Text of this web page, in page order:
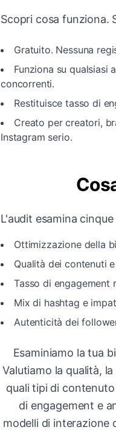
Scopri cosa funziona.
Gratuito. Nessuna
Funziona su
concorrenti.
Restituisce tasso di
Creato per creatori,
Instagram serio.
L'audit esamina
Ottimizzazione della
Qualità dei contenuti
Tasso di engagement
Mix di hashtag e
Autenticità dei
Esaminiamo la tua
Valutiamo la qualità,
quali tipi di
di engagement e
modelli di interazione